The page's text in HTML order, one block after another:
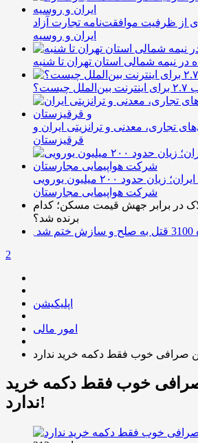
از ظرفیت موافقت‌نامه تجارت آزاد
ایران و روسیه
در نیمه شمالی استان تهران تا شنبه
تجاری، معدنی و ترانزیتی ایران و
قرقیزستان
پیامدهای تجاوز به ایران؛ زیان حدود ۲۰۰ میلیون یورویی
شرکت هواپیمایی مجارستان
در برابر جهش قیمت مسکن؛ کدام
برنده شد؟
2
اپلیکیشن
امور مالی
صرافی خوب فقط دکمه خرید
ندارد!